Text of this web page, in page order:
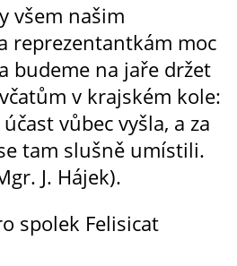
všem našim
reprezentantkám moc
budeme na jaře držet
v krajském kole:
vůbec vyšla, a za
tam slušně umístili.
spolek Felisicat